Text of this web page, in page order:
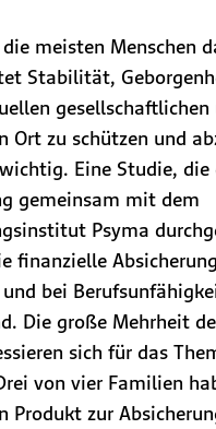
meisten Menschen
Stabilität,
Ort zu schützen und
Eine Studie, die
gemeinsam mit dem
Psyma
finanzielle
bei
Die große Mehrheit
sich für das
von vier Familien
Produkt zur